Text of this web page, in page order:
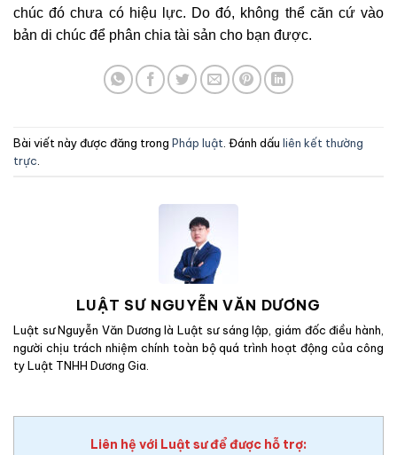
chúc đó chưa có hiệu lực. Do đó, không thể căn cứ vào
bản di chúc để phân chia tài sản cho bạn được.
Bài viết này được đăng trong Pháp luật . Đánh dấu liên kết thường
trực
LUẬT SƯ NGUYỄN VĂN DƯƠNG
Luật sư Nguyễn Văn Dương là Luật sư sáng lập, giám đốc điều hành,
người chịu trách nhiệm chính toàn bộ quá trình hoạt động của công
ty Luật TNHH Dương Gia.
Liên hệ với Luật sư để được hỗ trợ: